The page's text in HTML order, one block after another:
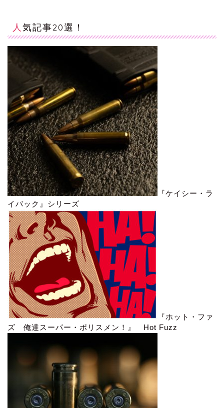
人気記事20選！
『ケイシー・ラ
イバック』シリーズ
『ホット・ファ
ズ 俺達スーパー・ポリスメン！』 Hot Fuzz